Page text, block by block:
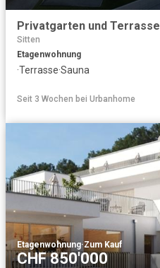
Privatgarten und Terrasse
Sitten
Etagenwohnung
·Terrasse·Sauna
Seit 3 Wochen bei Urbanhome
Etagenwohnung·Zum Kauf
CHF 850'000